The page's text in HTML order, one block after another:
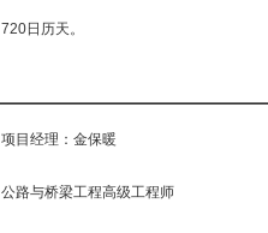
720日历天。
项目经理：金保暖
公路与桥梁工程高级工程师